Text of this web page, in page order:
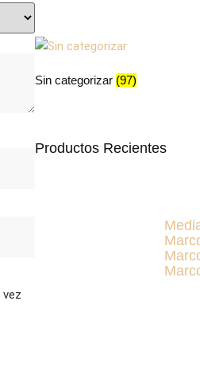
Sin categorizar (97)
Productos Recientes